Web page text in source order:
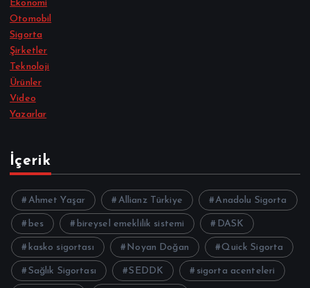
Ekonomi
Otomobil
Sigorta
Şirketler
Teknoloji
Ürünler
Video
Yazarlar
İçerik
Ahmet Yaşar Allianz Türkiye Anadolu Sigorta
bes bireysel emeklilik sistemi DASK
kasko sigortası Noyan Doğan Quick Sigorta
Sağlık Sigortası SEDDK sigorta acenteleri